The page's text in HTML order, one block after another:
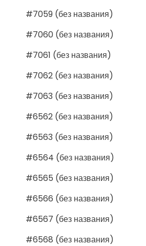
#7059 (без названия)
#7060 (без названия)
#7061 (без названия)
#7062 (без названия)
#7063 (без названия)
#6562 (без названия)
#6563 (без названия)
#6564 (без названия)
#6565 (без названия)
#6566 (без названия)
#6567 (без названия)
#6568 (без названия)